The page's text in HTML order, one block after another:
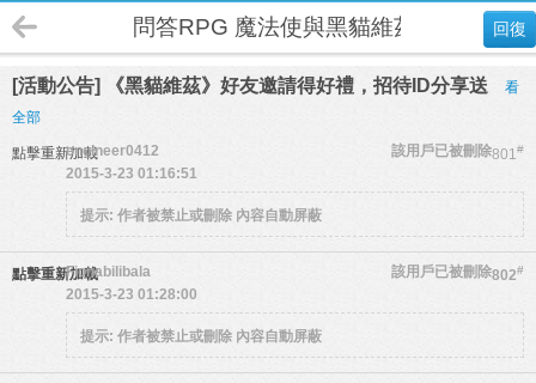
回復
問答RPG 魔法使與黑貓維茲
[活動公告] 《黑貓維茲》好友邀請得好禮，招待ID分享送
看
全部
點擊重新加載 801#
engineer0412
該用戶已被刪除
2015-3-23 01:16:51
提示: 作者被禁止或刪除 內容自動屏蔽
點擊重新加載 802#
Fionabilibala
該用戶已被刪除
2015-3-23 01:28:00
提示: 作者被禁止或刪除 內容自動屏蔽